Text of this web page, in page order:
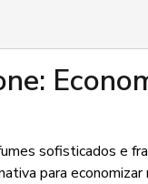
sofisticados e
para